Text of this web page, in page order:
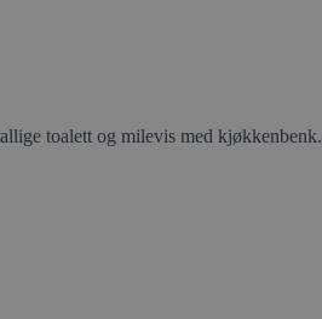
toalett og milevis med kjøkkenbenk.